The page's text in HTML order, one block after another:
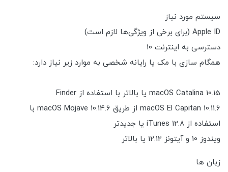
سیستم مورد نیاز
Apple ID (برای برخی از ویژگی‌ها لازم است)
دسترسی به اینترنت 10
همگام سازی با مک یا رایانه شخصی به موارد زیر نیاز دارد:
macOS Catalina 10.15 یا بالاتر با استفاده از Finder
macOS El Capitan 10.11.6 از طریق macOS Mojave 10.14.6 با
استفاده از iTunes 12.8 یا جدیدتر
ویندوز 10 و آیتونز 12.12 یا بالاتر
زبان ها